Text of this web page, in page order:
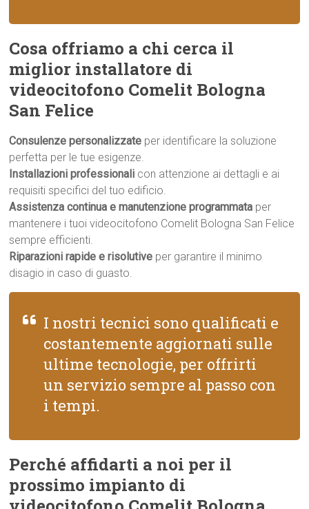
Cosa offriamo a chi cerca il
miglior installatore di
videocitofono Comelit Bologna
San Felice
Consulenze personalizzate per identificare la soluzione
perfetta per le tue esigenze.
Installazioni professionali con attenzione ai dettagli e ai
requisiti specifici del tuo edificio.
Assistenza continua e manutenzione programmata per
mantenere i tuoi videocitofono Comelit Bologna San Felice
sempre efficienti.
Riparazioni rapide e risolutive per garantire il minimo
disagio in caso di guasto.
I nostri tecnici sono qualificati e
costantemente aggiornati sulle
ultime tecnologie, per offrirti
un servizio sempre al passo con
i tempi.
Perché affidarti a noi per il
prossimo impianto di